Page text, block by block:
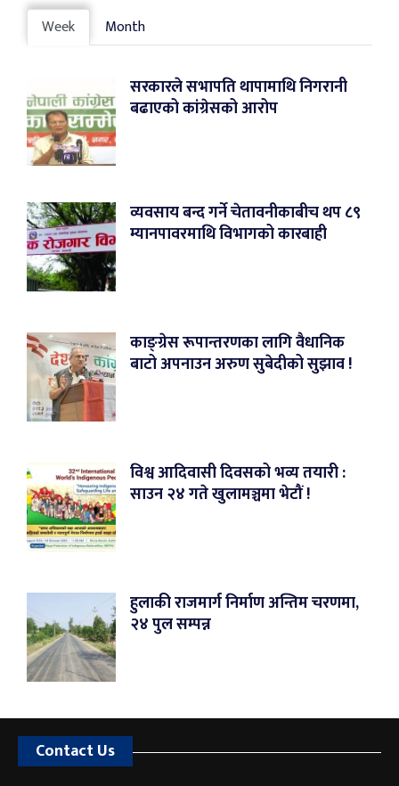
Week Month
सरकारले सभापति थापामाथि निगरानी
बढाएको कांग्रेसको आरोप
व्यवसाय बन्द गर्ने चेतावनीकाबीच थप ८९
म्यानपावरमाथि विभागको कारबाही
काङ्ग्रेस रूपान्तरणका लागि वैधानिक
बाटो अपनाउन अरुण सुबेदीको सुझाव !
विश्व आदिवासी दिवसको भव्य तयारी :
साउन २४ गते खुलामञ्चमा भेटौं !
हुलाकी राजमार्ग निर्माण अन्तिम चरणमा,
२४ पुल सम्पन्न
Contact Us